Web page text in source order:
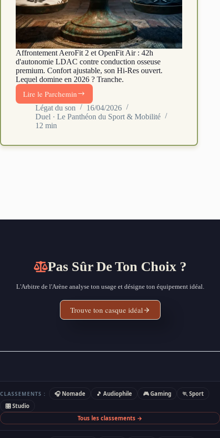
Affrontement AeroFit 2 et OpenFit Air : 42h
d'autonomie LDAC contre conduction osseuse
premium. Confort ajustable, son Hi-Res ouvert.
Lequel domine en 2026 ? Tranche.
Lire le Parchemin
Soundcore
AeroFit
2
vs
OpenFit
Légat du son
16/04/2026
Duel · Le Panthéon du Sport & Mobilité
12 min
Pas Sûr De Ton Choix ?
L'Arbitre de l'Arène analyse ton usage et désigne ton équipement idéal.
Trouve ton casque idéal
CLASSEMENTS : 🎧 Nomade 🎵 Audiophile 🎮 Gaming
🏃 Sport
🎛 Studio
Tous les classements →